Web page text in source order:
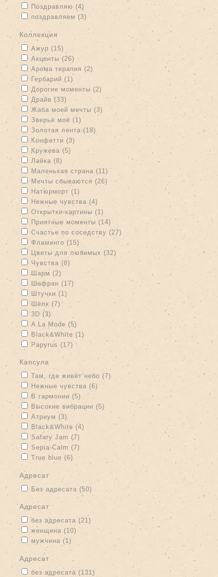
Apply Поздравляю filter
Поздравляю (4) Apply Поздравляю filter
Apply поздравляем filter
поздравляем (3) Apply поздравляем filter
Коллекция
Apply Ажур filter
Ажур (15) Apply Ажур filter
Apply Акценты filter
Акценты (26) Apply Акценты filter
Apply Арома терапия filter
Арома терапия (2) Apply Арома терапия filter
Apply Гербарий filter
Гербарий (1)
Apply Дорогие моменты filter
Дорогие моменты (2) Apply Дорогие моменты filter
Apply Драйв filter
Драйв (33) Apply Драйв filter
Apply Жаба моей мечты filter
Жаба моей мечты (3) Apply Жаба моей мечты filter
Apply Зверьё моё filter
Зверьё моё (1) Apply Зверьё моё filter
Apply Золотая лента filter
Золотая лента (18) Apply Золотая лента filter
Apply Конфетти filter
Конфетти (3) Apply Конфетти filter
Apply Кружева filter
Кружева (5) Apply Кружева filter
Apply Лайка filter
Лайка (8) Apply Лайка filter
Apply Маленькая страна filter
Маленькая страна (11) Apply Маленькая страна filter
Apply Мечты сбываются filter
Мечты сбываются (26) Apply Мечты сбываются filter
Apply Натюрморт filter
Натюрморт (1) Apply Натюрморт filter
Apply Нежные чувства filter
Нежные чувства (4) Apply Нежные чувства filter
Apply Открытки-картины filter
Открытки-картины (1)
Apply Приятные моменты filter
Приятные моменты (14) Apply Приятные моменты filter
Apply Счастье по соседству filter
Счастье по соседству (27) Apply Счастье по соседству
Apply Фламинго filter
Фламинго (15) Apply Фламинго filter
Apply Цветы для любимых filter
Цветы для любимых (32) Apply Цветы для любимых
Apply Чувства filter
Чувства (8) Apply Чувства filter
Apply Шарм filter
Шарм (2) Apply Шарм filter
Apply Шафран filter
Шафран (17)Apply Шафран filter
Apply Штучки filter
Штучки (1) Apply Штучки filter
Apply Шёлк filter
Шёлк (7) Apply Шёлк filter
Apply 3D filter
3D (3)
Apply A La Mode filter
A La Mode (5) Apply A La Mode filter
Apply Black&White filter
Black&White (1)
Apply Papyrus filter
Papyrus (17) Apply Papyrus filter
капсула
Apply Там, где живёт небо filter
Там, где живёт небо (7) Apply Там, где живёт небо filter
Apply Нежные чувства filter
Нежные чувства (6) Apply Нежные чувства filter
Apply В гармонии filter
В гармонии (5) Apply В гармонии filter
Apply Высокие вибрации filter
Высокие вибрации (5) Apply Высокие вибрации filter
Apply Атриум filter
Атриум (3) Apply Атриум filter
Apply Black&White filter
Black&White (4) Apply Black&White filter
Apply Safary Jam filter
Safary Jam (7)
Apply Sepia-Calm filter
Sepia-Calm (7) Apply Sepia-Calm filter
Apply True blue filter
True blue (6)
адресат
Apply Без адресата filter
Без адресата (50) Apply Без адресата filter
адресат
Apply без адресата filter
без адресата (21) Apply без адресата filter
Apply женщина filter
женщина (10) Apply женщина filter
Apply мужчина filter
мужчина (1) Apply мужчина filter
адресат
Apply без адресата filter
без адресата (131) Apply без адресата filter